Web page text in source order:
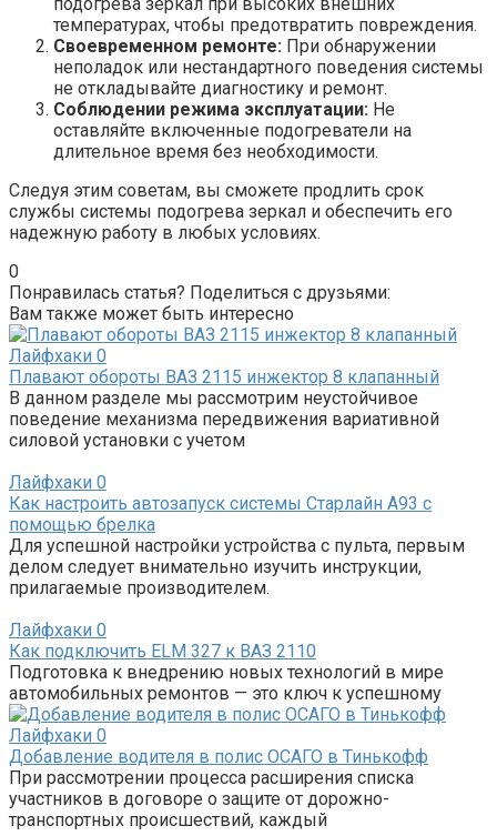
температурах, чтобы предотвратить повреждения.
Своевременном ремонте: При обнаружении
неполадок или нестандартного поведения системы
не откладывайте диагностику и ремонт.
Соблюдении режима эксплуатации: Не
оставляйте включенные подогреватели на
длительное время без необходимости.
Следуя этим советам, вы сможете продлить срок
службы системы подогрева зеркал и обеспечить его
надежную работу в любых условиях.
0
Понравилась статья? Поделиться с друзьями:
Вам также может быть интересно
Лайфхаки 0
Плавают обороты ВАЗ 2115 инжектор 8 клапанный
В данном разделе мы рассмотрим неустойчивое
поведение механизма передвижения вариативной
силовой установки с учетом
Лайфхаки 0
Как настроить автозапуск системы Старлайн А93 с
помощью брелка
Для успешной настройки устройства с пульта, первым
делом следует внимательно изучить инструкции,
прилагаемые производителем.
Лайфхаки 0
Как подключить ELM 327 к ВАЗ 2110
Подготовка к внедрению новых технологий в мире
автомобильных ремонтов — это ключ к успешному
Лайфхаки 0
Добавление водителя в полис ОСАГО в Тинькофф
При рассмотрении процесса расширения списка
участников в договоре о защите от дорожно-
транспортных происшествий, каждый